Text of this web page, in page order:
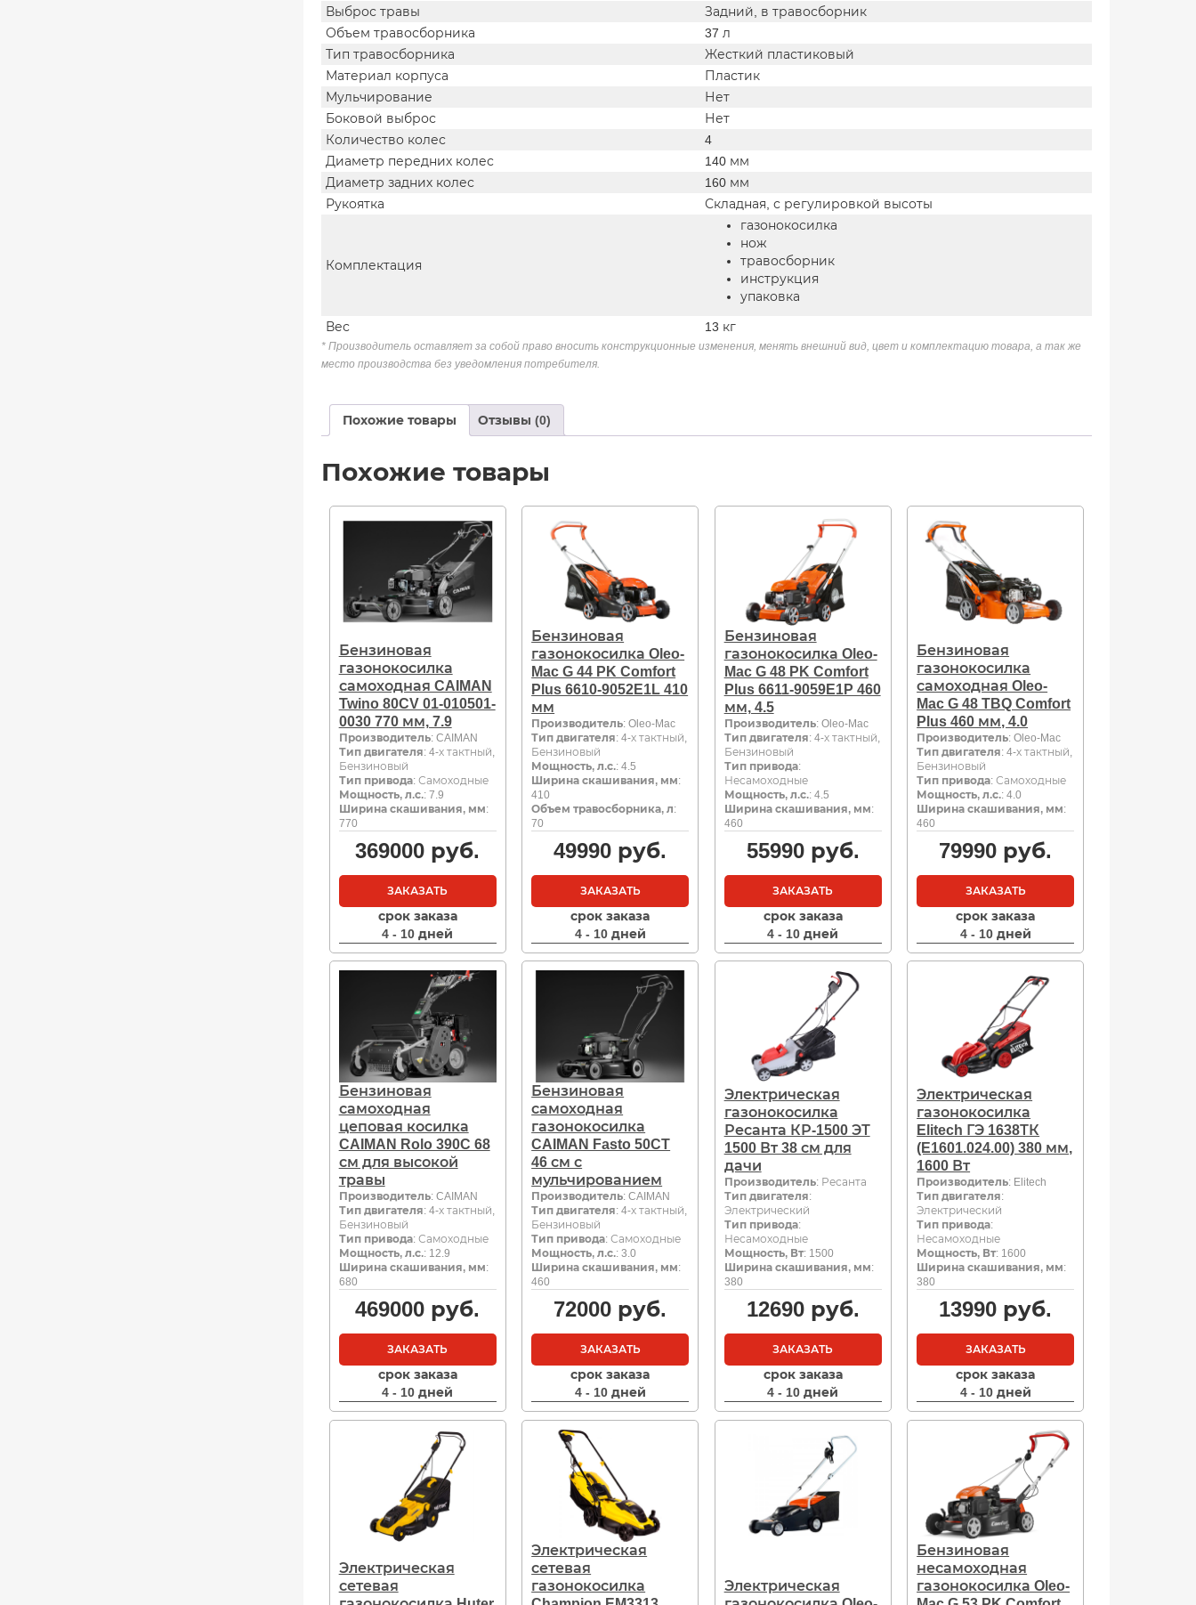
Выброс травы
Задний, в травосборник
Объем травосборника
37 л
Тип травосборника
Жесткий пластиковый
Материал корпуса
Пластик
Мульчирование
Нет
Боковой выброс
Нет
Количество колес
4
Диаметр передних колес
140 мм
Диаметр задних колес
160 мм
Рукоятка
Складная, с регулировкой высоты
Комплектация
газонокосилка
нож
травосборник
инструкция
упаковка
Вес 13 кг
* Производитель оставляет за собой право вносить конструкционные изменения, менять внешний вид, цвет и комплектацию товара, а так же
место производства без уведомления потребителя.
Похожие товары Отзывы (0)
Похожие товары
Бензиновая
газонокосилка
самоходная CAIMAN
Twino 80CV 01-010501-
0030 770 мм, 7.9
Производитель: CAIMAN
Тип двигателя: 4-х тактный,
Бензиновый
Тип привода: Самоходные
Мощность, л.с.: 7.9
Ширина скашивания, мм:
770
369000 руб.
ЗАКАЗАТЬ
срок заказа
4 - 10 дней
Бензиновая
газонокосилка Oleo-
Mac G 44 PK Comfort
Plus 6610-9052E1L 410
мм
Производитель: Oleo-Mac
Тип двигателя: 4-х тактный,
Бензиновый
Мощность, л.с.: 4.5
Ширина скашивания, мм:
410
Объем травосборника, л:
70
49990 руб.
ЗАКАЗАТЬ
срок заказа
4 - 10 дней
Бензиновая
газонокосилка Oleo-
Mac G 48 PK Comfort
Plus 6611-9059E1P 460
мм, 4.5
Производитель: Oleo-Mac
Тип двигателя: 4-х тактный,
Бензиновый
Тип привода:
Несамоходные
Мощность, л.с.: 4.5
Ширина скашивания, мм:
460
55990руб.
ЗАКАЗАТЬ
срок заказа
4 - 10 дней
Бензиновая
газонокосилка
самоходная Oleo-
Mac G 48 TBQ Comfort
Plus 460 мм, 4.0
Производитель: Oleo-Mac
Тип двигателя: 4-х тактный,
Бензиновый
Тип привода: Самоходные
Мощность, л.с.: 4.0
Ширина скашивания, мм:
460
79990 руб.
ЗАКАЗАТЬ
срок заказа
4 - 10 дней
Бензиновая
самоходная
цеповая косилка
CAIMAN Rolo 390C 68
см для высокой
травы
Производитель: CAIMAN
Тип двигателя: 4-х тактный,
Бензиновый
Тип привода: Самоходные
Мощность, л.с.: 12.9
Ширина скашивания, мм:
680
469000 руб.
ЗАКАЗАТЬ
срок заказа
4 - 10 дней
Бензиновая
самоходная
газонокосилка
CAIMAN Fasto 50CT
46 см с
мульчированием
Производитель: CAIMAN
Тип двигателя: 4-х тактный,
Бензиновый
Тип привода: Самоходные
Мощность, л.с.: 3.0
Ширина скашивания, мм:
460
72000 руб.
ЗАКАЗАТЬ
срок заказа
4 - 10 дней
Электрическая
газонокосилка
Ресанта КР-1500 ЭТ
1500 Вт 38 см для
дачи
Производитель: Ресанта
Тип двигателя:
Электрический
Тип привода:
Несамоходные
Мощность, Вт: 1500
Ширина скашивания, мм:
380
12690руб.
ЗАКАЗАТЬ
срок заказа
4 - 10 дней
Электрическая
газонокосилка
Elitech ГЭ 1638ТК
(E1601.024.00) 380 мм,
1600 Вт
Производитель: Elitech
Тип двигателя:
Электрический
Тип привода:
Несамоходные
Мощность, Вт: 1600
Ширина скашивания, мм:
380
13990 руб.
ЗАКАЗАТЬ
срок заказа
4 - 10 дней
Электрическая
сетевая
Электрическая
сетевая
газонокосилка
Электрическая
Бензиновая
несамоходная
газонокосилка Oleo-